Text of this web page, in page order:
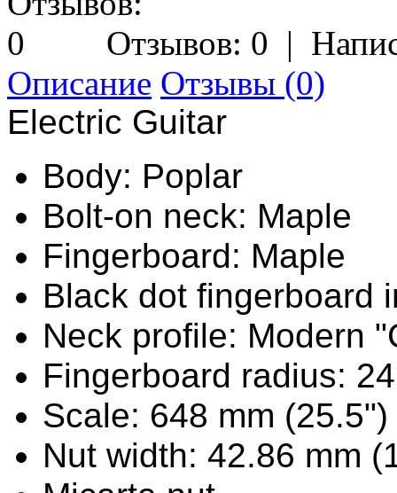
Отзывов: 0 |
Описание Отзывы (0)
Electric Guitar
Body: Poplar
Bolt-on neck: Maple
Fingerboard: Maple
Black dot fingerboard
Neck profile: Modern
Fingerboard radius:
Scale: 648 mm (25.5")
Nut width: 42.86 mm